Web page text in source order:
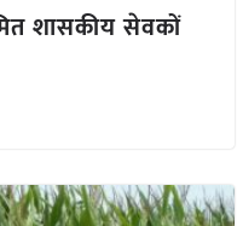
शासकीय सेवकों